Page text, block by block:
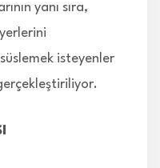
yanı sıra,
isteyenler